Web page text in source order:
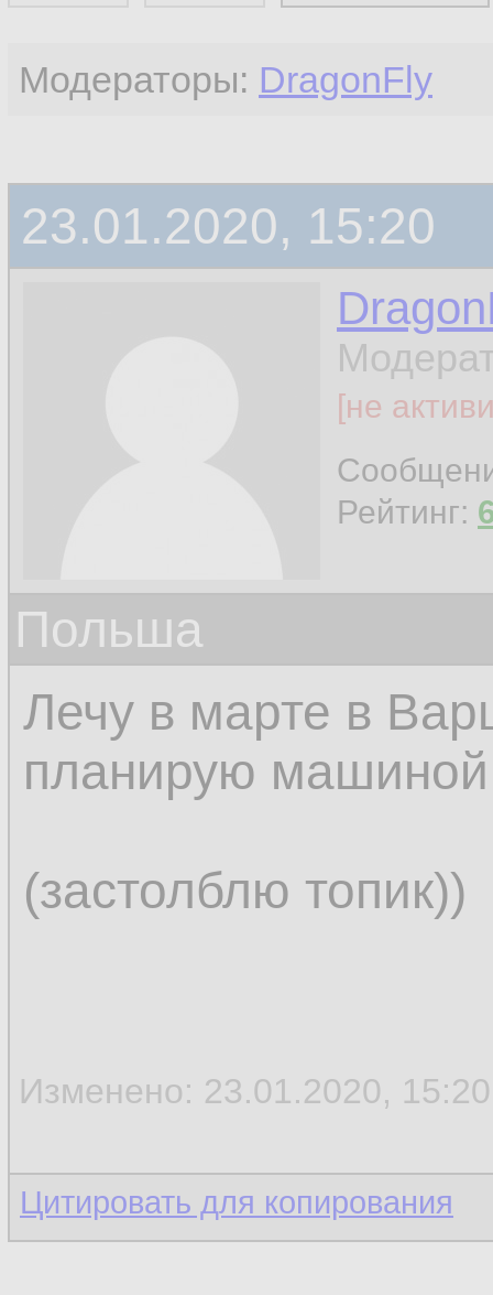
Модераторы: DragonFly
23.01.2020, 15:20
[не
Рейтинг:
Польша
Лечу в марте в
планирую
(застолблю топик))
Изменено: 23.01.2020,
Цитировать для копирования